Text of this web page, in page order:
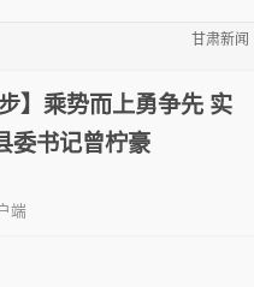
甘肃新闻
】乘势而上勇争先 实
书记曾柠豪
端